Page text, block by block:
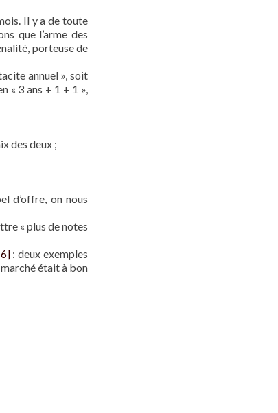
Il y a de toute
que l’arme des
porteuse de
annuel », soit
« 3 ans + 1 + 1 »,
des deux ;
d’offre, on nous
« plus de notes
: deux exemples
était à bon